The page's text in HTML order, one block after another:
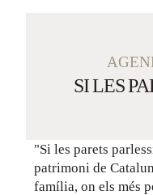
SI LES
"Si les parets
patrimoni de
família, on els més